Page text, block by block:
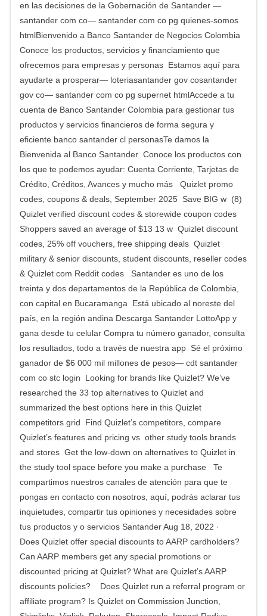
en las decisiones de la Gobernación de Santander —
santander com co— santander com co pg quienes-somos
htmlBienvenido a Banco Santander de Negocios Colombia
Conoce los productos, servicios y financiamiento que
ofrecemos para empresas y personas Estamos aquí para
ayudarte a prosperar— loteriasantander gov cosantander
gov co— santander com co pg supernet htmlAccede a tu
cuenta de Banco Santander Colombia para gestionar tus
productos y servicios financieros de forma segura y
eficiente banco santander cl personasTe damos la
Bienvenida al Banco Santander Conoce los productos con
los que te podemos ayudar: Cuenta Corriente, Tarjetas de
Crédito, Créditos, Avances y mucho más Quizlet promo
codes, coupons & deals, September 2025 Save BIG w (8)
Quizlet verified discount codes & storewide coupon codes
Shoppers saved an average of $13 13 w Quizlet discount
codes, 25% off vouchers, free shipping deals Quizlet
military & senior discounts, student discounts, reseller codes
& Quizlet com Reddit codes Santander es uno de los
treinta y dos departamentos de la República de Colombia,
con capital en Bucaramanga Está ubicado al noreste del
país, en la región andina Descarga Santander LottoApp y
gana desde tu celular Compra tu número ganador, consulta
los resultados, todo a través de nuestra app Sé el próximo
ganador de $6 000 mil millones de pesos— cdt santander
com co stc login Looking for brands like Quizlet? We’ve
researched the 33 top alternatives to Quizlet and
summarized the best options here in this Quizlet
competitors grid Find Quizlet’s competitors, compare
Quizlet’s features and pricing vs other study tools brands
and stores Get the low-down on alternatives to Quizlet in
the study tool space before you make a purchase Te
compartimos nuestros canales de atención para que te
pongas en contacto con nosotros, aquí, podrás aclarar tus
inquietudes, compartir tus opiniones y necesidades sobre
tus productos y o servicios Santander Aug 18, 2022 ·
Does Quizlet offer special discounts to AARP cardholders?
Can AARP members get any special promotions or
discounted pricing at Quizlet? What are Quizlet’s AARP
discounts policies? Does Quizlet run a referral program or
affiliate program? Is Quizlet on Commission Junction,